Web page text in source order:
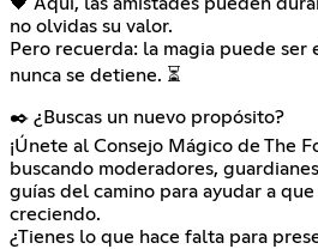
🖤 Aquí, las amistades pueden
no olvidas su valor.
Pero recuerda: la magia puede
nunca se detiene. ⏳
✒️ ¿Buscas un nuevo propósito?
¡Únete al Consejo Mágico de The
buscando moderadores,
guías del camino para ayudar a
creciendo.
¿Tienes lo que hace falta para